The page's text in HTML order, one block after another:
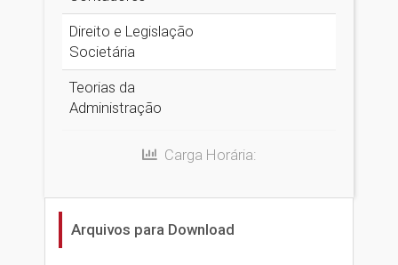
Direito e Legislação
Societária
Teorias da
Administração
Carga Horária:
Arquivos para Download